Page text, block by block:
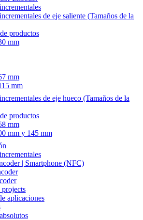
de eje saliente (Tamaños de la
productos
mm
mm
mm
de eje hueco (Tamaños de la
productos
mm
mm y 145 mm
| Smartphone (NFC)
projects
aplicaciones